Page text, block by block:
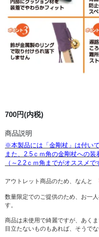
700円(内税)
商品説明
※本製品には「金剛杖」は付い
また、2.5ｃｍ角の金剛杖への装
（～2.2ｃｍ角までがオススメで
アウトレット商品のため、なんと
数量限定でのご提供のため、お一
す。
商品は未使用で綺麗ですが、あく
目立たないものもあれば、そうでな